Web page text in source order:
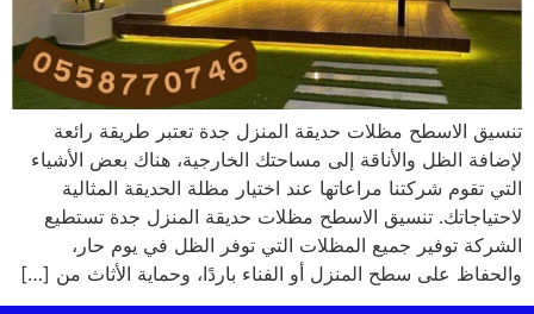
تنسيق الاسطح مظلات حديقة المنزل جدة تعتبر طريقة رائعة
لإضافة الظل والأناقة إلى مساحتك الخارجية، هناك بعض الأشياء
التي تقوم شركتنا مراعاتها عند اختيار مظلة الحديقة المثالية
لاحتياجاتك. تنسيق الاسطح مظلات حديقة المنزل جدة تستطيع
الشركة توفير جميع المظلات التي توفر الظل في يوم حار،
والحفاظ على سطح المنزل أو الفناء باردًا، وحماية الأثاث من […]